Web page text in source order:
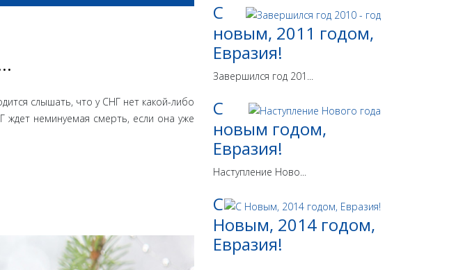
слышать, что у СНГ нет какой-либо
ждет неминуемая смерть, если она уже
С
новым, 2011 годом,
Евразия!
Завершился год 201...
С
новым годом,
Евразия!
Наступление Ново...
С
Новым, 2014 годом,
Евразия!